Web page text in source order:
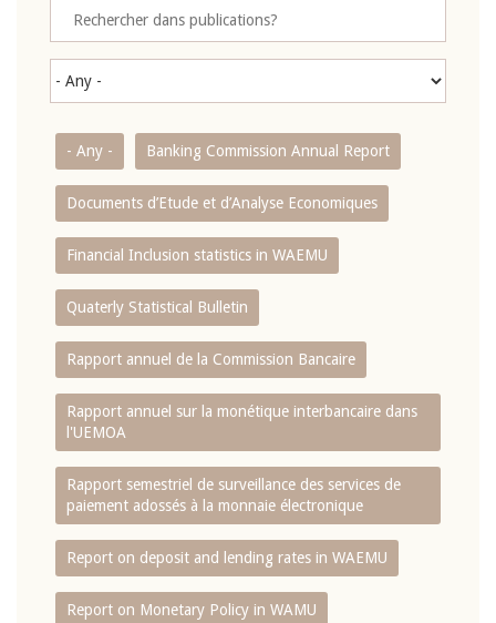
- Any - Banking Commission Annual Report
Documents d’Etude et d’Analyse Economiques
Financial Inclusion statistics in WAEMU
Quaterly Statistical Bulletin
Rapport annuel de la Commission Bancaire
Rapport annuel sur la monétique interbancaire dans
l'UEMOA
Rapport semestriel de surveillance des services de
paiement adossés à la monnaie électronique
Report on deposit and lending rates in WAEMU
Report on Monetary Policy in WAMU